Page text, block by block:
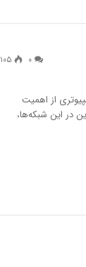
۱۰۵
از اهمیت
در این شبکه‌ها،